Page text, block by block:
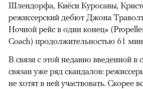
Шлендорфа, Киёси Куросавы,
режиссерский дебют Джона
Ночной рейс в один конец»
Coach) продолжительностью 61
В связи с этой недавно введенной в
связан уже ряд скандалов:
не хотят в ней участвовать. Скорее